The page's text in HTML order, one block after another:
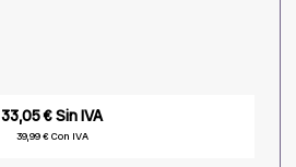
33,05 € Sin IVA
39,99 € Con IVA